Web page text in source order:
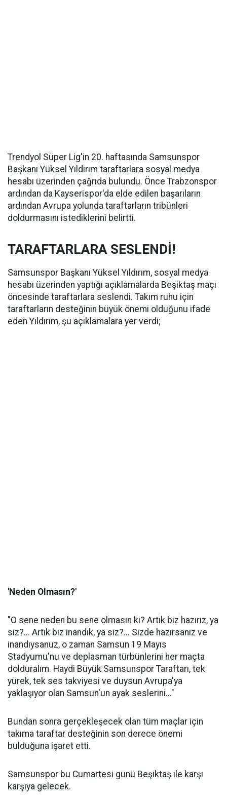
Trendyol Süper Lig'in 20. haftasında Samsunspor
Başkanı Yüksel Yıldırım taraftarlara sosyal medya
hesabı üzerinden çağrıda bulundu. Önce Trabzonspor
ardından da Kayserispor'da elde edilen başarıların
ardından Avrupa yolunda taraftarların tribünleri
doldurmasını istediklerini belirtti.
TARAFTARLARA SESLENDİ!
Samsunspor Başkanı Yüksel Yıldırım, sosyal medya
hesabı üzerinden yaptığı açıklamalarda Beşiktaş maçı
öncesinde taraftarlara seslendi. Takım ruhu için
taraftarların desteğinin büyük önemi olduğunu ifade
eden Yıldırım, şu açıklamalara yer verdi;
'Neden Olmasın?'
"O sene neden bu sene olmasın ki? Artık biz hazırız, ya
siz?... Artık biz inandık, ya siz?... Sizde hazırsanız ve
inandıysanuz, o zaman Samsun 19 Mayıs
Stadyumu'nu ve deplasman türbünlerini her maçta
dolduralım. Haydi Büyük Samsunspor Taraftarı, tek
yürek, tek ses takviyesi ve duysun Avrupa'ya
yaklaşıyor olan Samsun'un ayak seslerini..."
Bundan sonra gerçekleşecek olan tüm maçlar için
takıma taraftar desteğinin son derece önemi
bulduğuna işaret etti.
Samsunspor bu Cumartesi günü Beşiktaş ile karşı
karşıya gelecek.